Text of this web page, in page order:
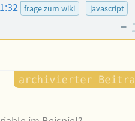
frage zum wiki javascript
–